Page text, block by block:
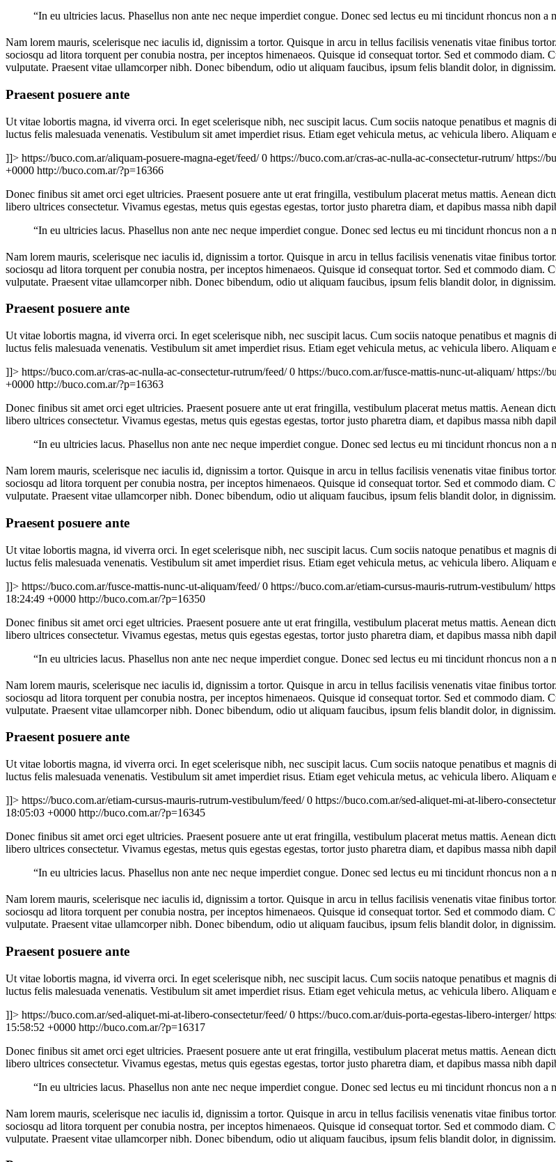
“In eu ultricies lacus. Phasellus non ante nec neque imperdiet congue. Donec sed lectus eu mi tincidunt rhoncus non a
Nam lorem mauris, scelerisque nec iaculis id, dignissim a tortor. Quisque in arcu in tellus facilisis venenatis vitae finibus
sociosqu ad litora torquent per conubia nostra, per inceptos himenaeos. Quisque id consequat tortor. Sed et commodo
vulputate. Praesent vitae ullamcorper nibh. Donec bibendum, odio ut aliquam faucibus, ipsum felis blandit dolor, in dignissim.
Praesent posuere ante
Ut vitae lobortis magna, id viverra orci. In eget scelerisque nibh, nec suscipit lacus. Cum sociis natoque penatibus et
luctus felis malesuada venenatis. Vestibulum sit amet imperdiet risus. Etiam eget vehicula metus, ac vehicula libero. Aliquam
]]> https://buco.com.ar/aliquam-posuere-magna-eget/feed/ 0 https://buco.com.ar/cras-ac-nulla-ac-consectetur-rutrum/https://
+0000 http://buco.com.ar/?p=16366
Donec finibus sit amet orci eget ultricies. Praesent posuere ante ut erat fringilla, vestibulum placerat metus mattis. Aenean
libero ultrices consectetur. Vivamus egestas, metus quis egestas egestas, tortor justo pharetra diam, et dapibus massa nibh
“In eu ultricies lacus. Phasellus non ante nec neque imperdiet congue. Donec sed lectus eu mi tincidunt rhoncus non a
Nam lorem mauris, scelerisque nec iaculis id, dignissim a tortor. Quisque in arcu in tellus facilisis venenatis vitae finibus
sociosqu ad litora torquent per conubia nostra, per inceptos himenaeos. Quisque id consequat tortor. Sed et commodo
vulputate. Praesent vitae ullamcorper nibh. Donec bibendum, odio ut aliquam faucibus, ipsum felis blandit dolor, in dignissim.
Praesent posuere ante
Ut vitae lobortis magna, id viverra orci. In eget scelerisque nibh, nec suscipit lacus. Cum sociis natoque penatibus et
luctus felis malesuada venenatis. Vestibulum sit amet imperdiet risus. Etiam eget vehicula metus, ac vehicula libero. Aliquam
]]> https://buco.com.ar/cras-ac-nulla-ac-consectetur-rutrum/feed/ 0 https://buco.com.ar/fusce-mattis-nunc-ut-aliquam/https://
+0000 http://buco.com.ar/?p=16363
Donec finibus sit amet orci eget ultricies. Praesent posuere ante ut erat fringilla, vestibulum placerat metus mattis. Aenean
libero ultrices consectetur. Vivamus egestas, metus quis egestas egestas, tortor justo pharetra diam, et dapibus massa nibh
“In eu ultricies lacus. Phasellus non ante nec neque imperdiet congue. Donec sed lectus eu mi tincidunt rhoncus non a
Nam lorem mauris, scelerisque nec iaculis id, dignissim a tortor. Quisque in arcu in tellus facilisis venenatis vitae finibus
sociosqu ad litora torquent per conubia nostra, per inceptos himenaeos. Quisque id consequat tortor. Sed et commodo
vulputate. Praesent vitae ullamcorper nibh. Donec bibendum, odio ut aliquam faucibus, ipsum felis blandit dolor, in dignissim.
Praesent posuere ante
Ut vitae lobortis magna, id viverra orci. In eget scelerisque nibh, nec suscipit lacus. Cum sociis natoque penatibus et
luctus felis malesuada venenatis. Vestibulum sit amet imperdiet risus. Etiam eget vehicula metus, ac vehicula libero. Aliquam
]]> https://buco.com.ar/fusce-mattis-nunc-ut-aliquam/feed/ 0 https://buco.com.ar/etiam-cursus-mauris-rutrum-vestibulum/
18:24:49 +0000 http://buco.com.ar/?p=16350
Donec finibus sit amet orci eget ultricies. Praesent posuere ante ut erat fringilla, vestibulum placerat metus mattis. Aenean
libero ultrices consectetur. Vivamus egestas, metus quis egestas egestas, tortor justo pharetra diam, et dapibus massa nibh
“In eu ultricies lacus. Phasellus non ante nec neque imperdiet congue. Donec sed lectus eu mi tincidunt rhoncus non a
Nam lorem mauris, scelerisque nec iaculis id, dignissim a tortor. Quisque in arcu in tellus facilisis venenatis vitae finibus
sociosqu ad litora torquent per conubia nostra, per inceptos himenaeos. Quisque id consequat tortor. Sed et commodo
vulputate. Praesent vitae ullamcorper nibh. Donec bibendum, odio ut aliquam faucibus, ipsum felis blandit dolor, in dignissim.
Praesent posuere ante
Ut vitae lobortis magna, id viverra orci. In eget scelerisque nibh, nec suscipit lacus. Cum sociis natoque penatibus et
luctus felis malesuada venenatis. Vestibulum sit amet imperdiet risus. Etiam eget vehicula metus, ac vehicula libero. Aliquam
]]> https://buco.com.ar/etiam-cursus-mauris-rutrum-vestibulum/feed/ 0 https://buco.com.ar/sed-aliquet-mi-at-libero-
18:05:03 +0000 http://buco.com.ar/?p=16345
Donec finibus sit amet orci eget ultricies. Praesent posuere ante ut erat fringilla, vestibulum placerat metus mattis. Aenean
libero ultrices consectetur. Vivamus egestas, metus quis egestas egestas, tortor justo pharetra diam, et dapibus massa nibh
“In eu ultricies lacus. Phasellus non ante nec neque imperdiet congue. Donec sed lectus eu mi tincidunt rhoncus non a
Nam lorem mauris, scelerisque nec iaculis id, dignissim a tortor. Quisque in arcu in tellus facilisis venenatis vitae finibus
sociosqu ad litora torquent per conubia nostra, per inceptos himenaeos. Quisque id consequat tortor. Sed et commodo
vulputate. Praesent vitae ullamcorper nibh. Donec bibendum, odio ut aliquam faucibus, ipsum felis blandit dolor, in dignissim.
Praesent posuere ante
Ut vitae lobortis magna, id viverra orci. In eget scelerisque nibh, nec suscipit lacus. Cum sociis natoque penatibus et
luctus felis malesuada venenatis. Vestibulum sit amet imperdiet risus. Etiam eget vehicula metus, ac vehicula libero. Aliquam
]]> https://buco.com.ar/sed-aliquet-mi-at-libero-consectetur/feed/ 0 https://buco.com.ar/duis-porta-egestas-libero-interger/
15:58:52 +0000 http://buco.com.ar/?p=16317
Donec finibus sit amet orci eget ultricies. Praesent posuere ante ut erat fringilla, vestibulum placerat metus mattis. Aenean
libero ultrices consectetur. Vivamus egestas, metus quis egestas egestas, tortor justo pharetra diam, et dapibus massa nibh
“In eu ultricies lacus. Phasellus non ante nec neque imperdiet congue. Donec sed lectus eu mi tincidunt rhoncus non a
Nam lorem mauris, scelerisque nec iaculis id, dignissim a tortor. Quisque in arcu in tellus facilisis venenatis vitae finibus
sociosqu ad litora torquent per conubia nostra, per inceptos himenaeos. Quisque id consequat tortor. Sed et commodo
vulputate. Praesent vitae ullamcorper nibh. Donec bibendum, odio ut aliquam faucibus, ipsum felis blandit dolor, in dignissim.